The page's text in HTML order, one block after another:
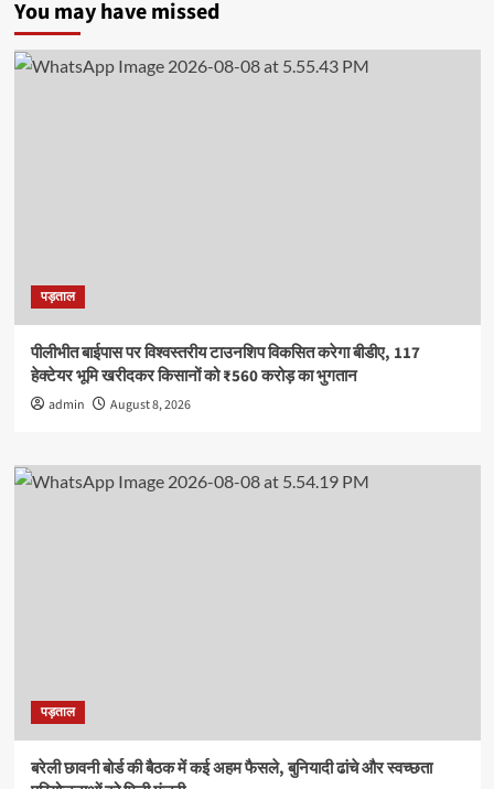
ली
से
You may have missed
पड़ताल
पीलीभीत बाईपास पर विश्वस्तरीय टाउनशिप विकसित करेगा बीडीए, 117
हेक्टेयर भूमि खरीदकर किसानों को ₹560 करोड़ का भुगतान
admin August 8, 2026
पड़ताल
बरेली छावनी बोर्ड की बैठक में कई अहम फैसले, बुनियादी ढांचे और स्वच्छता